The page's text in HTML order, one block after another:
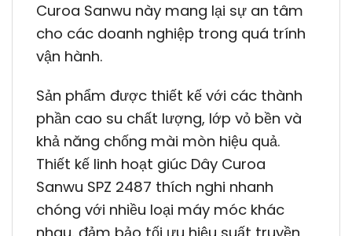
Curoa Sanwu này mang lại sự an tâm
cho các doanh nghiệp trong quá trính
vận hành.
Sản phẩm được thiết kế với các thành
phần cao su chất lượng, lớp vỏ bền và
khả năng chống mài mòn hiệu quả.
Thiết kế linh hoạt giúc Dây Curoa
Sanwu SPZ 2487 thích nghi nhanh
chóng với nhiều loại máy móc khác